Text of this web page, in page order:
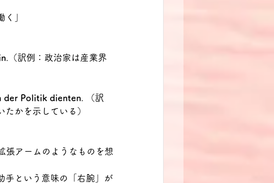
」
.（訳例：政治家は産業界
der Politik dienten . （訳
かを示している）
張アームのようなものを想
手という意味の「右腕」が